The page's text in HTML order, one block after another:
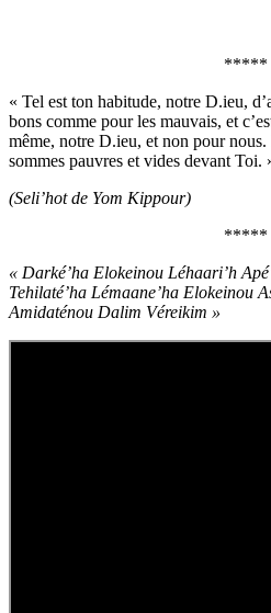
*****
« Tel est ton habitude, notre D.ieu,
bons comme pour les mauvais, et
même, notre D.ieu, et non pour
sommes pauvres et vides devant Toi.
(Seli’hot de Yom Kippour)
*****
« Darké’ha Elokeinou Léhaari’h
Tehilaté’ha Lémaane’ha Elokeinou
Amidaténou Dalim Véreikim »